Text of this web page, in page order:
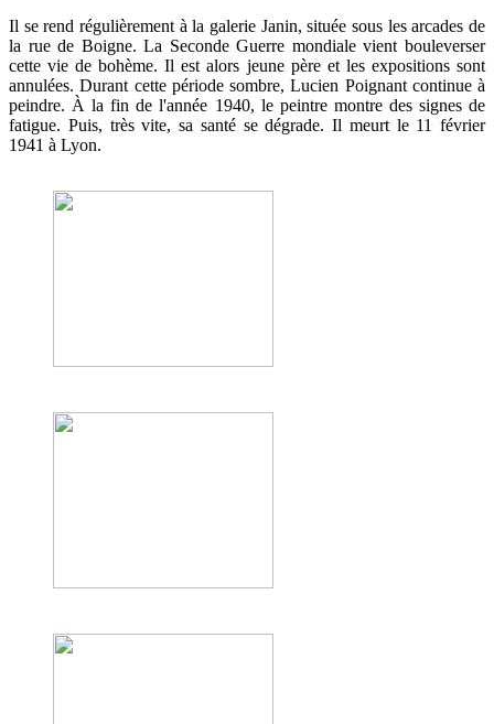
Il se rend régulièrement à la galerie Janin, située sous les arcades de
la rue de Boigne. La Seconde Guerre mondiale vient bouleverser
cette vie de bohème. Il est alors jeune père et les expositions sont
annulées. Durant cette période sombre, Lucien Poignant continue à
peindre. À la fin de l'année 1940, le peintre montre des signes de
fatigue. Puis, très vite, sa santé se dégrade. Il meurt le 11 février
1941 à Lyon.